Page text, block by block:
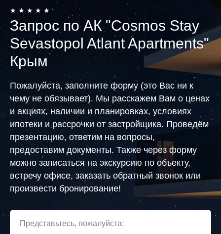
★ ★ ★ ★ ★
Запрос по АК "Cosmos Stay
Sevastopol Atlant Apartments"
Крым
Пожалуйста, заполните форму (это Вас ни к
чему не обязывает). Мы расскажем Вам о ценах
и акциях, наличии и планировках, условиях
ипотеки и рассрочки от застройщика. Проведём
презентацию, ответим на вопросы,
предоставим документы. Также через форму
можно записаться на экскурсию по объекту,
встречу офисе, заказать обратный звонок или
произвести бронирование!
Представьтесь, пожалуйста: